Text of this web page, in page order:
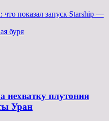
показал запуск Starship —
буря
нехватку плутония
Уран